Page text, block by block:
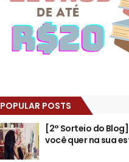
POPULAR POSTS
[2° Sorteio do
você quer na sua